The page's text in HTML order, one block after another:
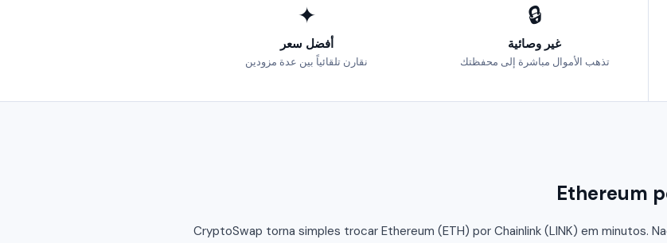
🔒
غير وصائية
تذهب الأموال مباشرة إلى محفظتك
✦
أفضل سعر
نقارن تلقائياً بين عدة مزودين
CryptoSwap torna simples trocar Ethereum (ETH) por Chainlink (LINK) em minutos.